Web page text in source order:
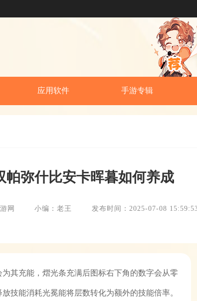
应用软件 手游专辑
帕弥什比安卡晖暮如何养成
网 小编：老王 发布时间：2025-07-08
其充能，熠光条充满后图标右下角的数字会从零
技能消耗光冕能将层数转化为额外的技能倍率。